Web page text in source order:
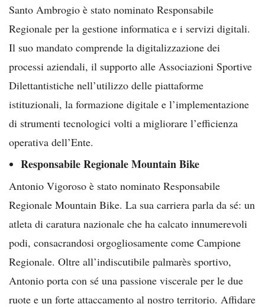
Santo Ambrogio è stato nominato Responsabile
Regionale per la gestione informatica e i servizi digitali.
Il suo mandato comprende la digitalizzazione dei
processi aziendali, il supporto alle Associazioni Sportive
Dilettantistiche nell’utilizzo delle piattaforme
istituzionali, la formazione digitale e l’implementazione
di strumenti tecnologici volti a migliorare l’efficienza
operativa dell’Ente.
Responsabile Regionale Mountain Bike
Antonio Vigoroso è stato nominato Responsabile
Regionale Mountain Bike. La sua carriera parla da sé: un
atleta di caratura nazionale che ha calcato innumerevoli
podi, consacrandosi orgogliosamente come Campione
Regionale. Oltre all’indiscutibile palmarès sportivo,
Antonio porta con sé una passione viscerale per le due
ruote e un forte attaccamento al nostro territorio. Affidare